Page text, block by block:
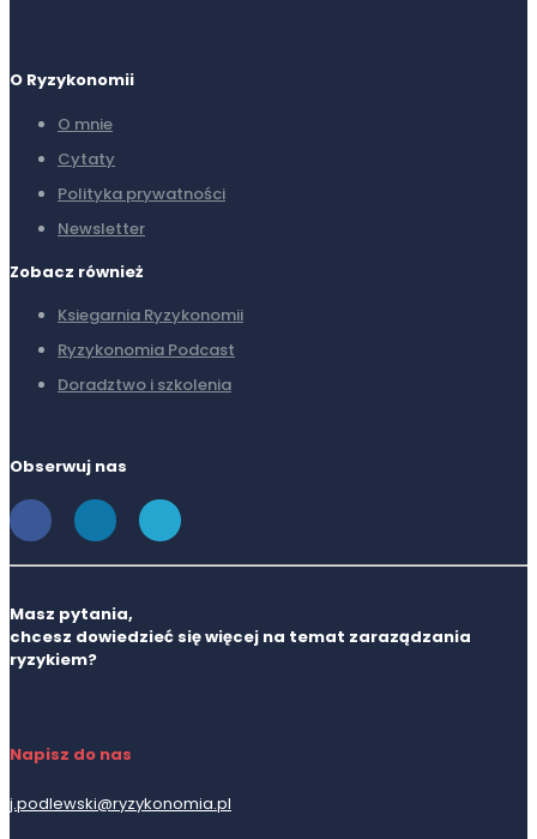
O Ryzykonomii
O mnie
Cytaty
Polityka prywatności
Newsletter
Zobacz również
Ksiegarnia Ryzykonomii
Ryzykonomia Podcast
Doradztwo i szkolenia
Obserwuj nas
Masz pytania,
chcesz dowiedzieć się więcej na temat zaraządzania
ryzykiem?
Napisz do nas
j.podlewski@ryzykonomia.pl